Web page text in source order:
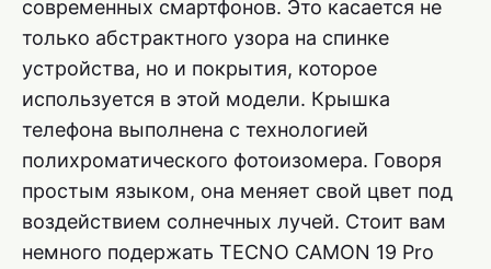
современных смартфонов. Это касается не
только абстрактного узора на спинке
устройства, но и покрытия, которое
используется в этой модели. Крышка
телефона выполнена с технологией
полихроматического фотоизомера. Говоря
простым языком, она меняет свой цвет под
воздействием солнечных лучей. Стоит вам
немного подержать TECNO CAMON 19 Pro